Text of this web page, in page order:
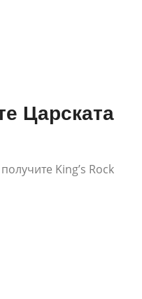
Царската
King’s Rock